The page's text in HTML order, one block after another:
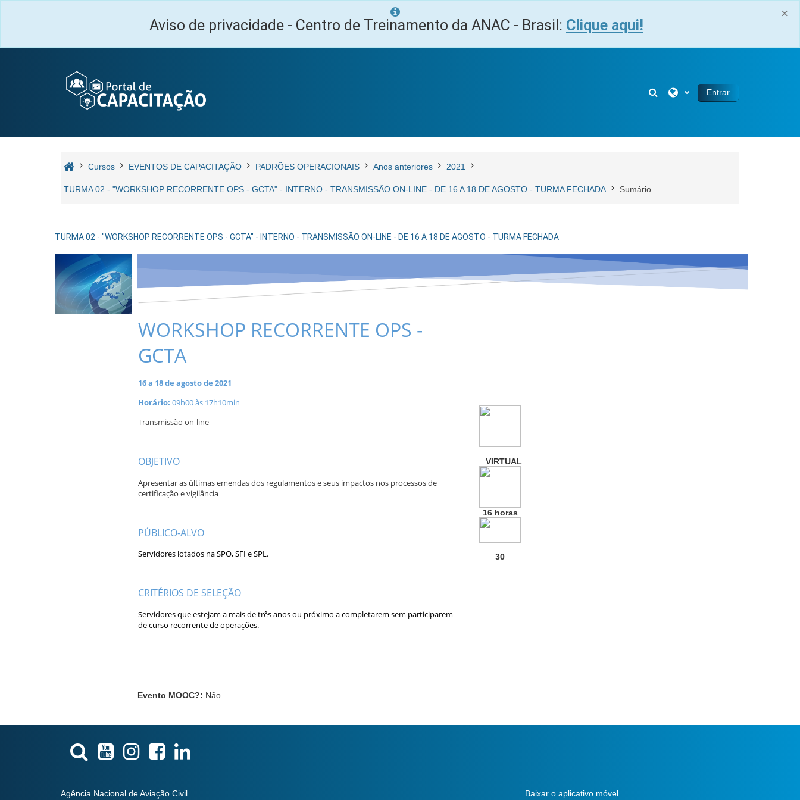
×
Aviso de privacidade - Centro de Treinamento da ANAC - Brasil: Clique aqui!
Alternar entrada de pesquisa
Entrar
Cursos EVENTOS DE CAPACITAÇÃO PADRÕES OPERACIONAIS Anos anteriores 2021
TURMA 02 - "WORKSHOP RECORRENTE OPS - GCTA" - INTERNO - TRANSMISSÃO ON-LINE - DE 16 A 18 DE AGOSTO - TURMA FECHADA Sumário
TURMA 02 - "WORKSHOP RECORRENTE OPS - GCTA" - INTERNO - TRANSMISSÃO ON-LINE - DE 16 A 18 DE AGOSTO - TURMA FECHADA
WORKSHOP RECORRENTE OPS -
GCTA
16 a 18 de agosto de 2021
Horário: 09h00 às 17h10min
Transmissão on-line
OBJETIVO
Apresentar as últimas emendas dos regulamentos e seus impactos nos processos de
certificação e vigilância
PÚBLICO-ALVO
Servidores lotados na SPO, SFI e SPL.
CRITÉRIOS DE SELEÇÃO
Servidores que estejam a mais de três anos ou próximo a completarem sem participarem
de curso recorrente de operações.
VIRTUAL
16 horas
30
Evento MOOC?: Não
Agência Nacional de Aviação Civil Baixar o aplicativo móvel.